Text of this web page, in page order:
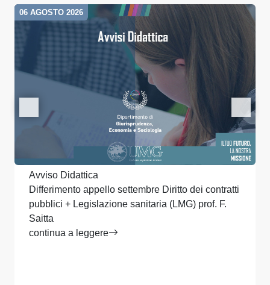
06 AGOSTO 2026
Avviso Didattica
Differimento appello settembre Diritto dei contratti
pubblici + Legislazione sanitaria (LMG) prof. F.
Saitta
continua a leggere